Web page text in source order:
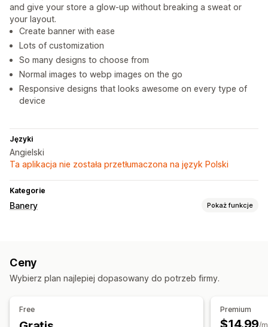
and give your store a glow-up without breaking a sweat or
your layout.
Create banner with ease
Lots of customization
So many designs to choose from
Normal images to webp images on the go
Responsive designs that looks awesome on every type of
device
Języki
Angielski
Ta aplikacja nie została przetłumaczona na język Polski
Kategorie
Banery Pokaż funkcje
Responsywność na urządzeniach mobilnych
Targetowanie kampanii
Ceny
Wybierz plan najlepiej dopasowany do potrzeb firmy.
Free Premium
/